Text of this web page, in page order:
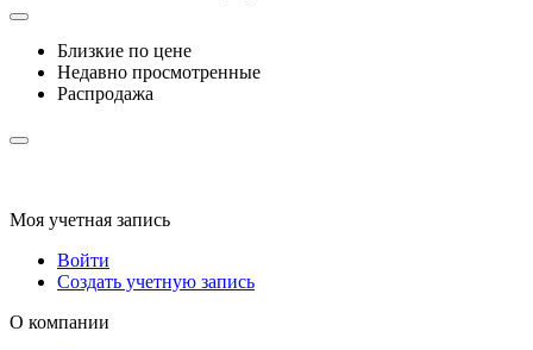
Близкие по цене
Недавно просмотренные
Распродажа
Моя учетная запись
Войти
Создать учетную запись
О компании